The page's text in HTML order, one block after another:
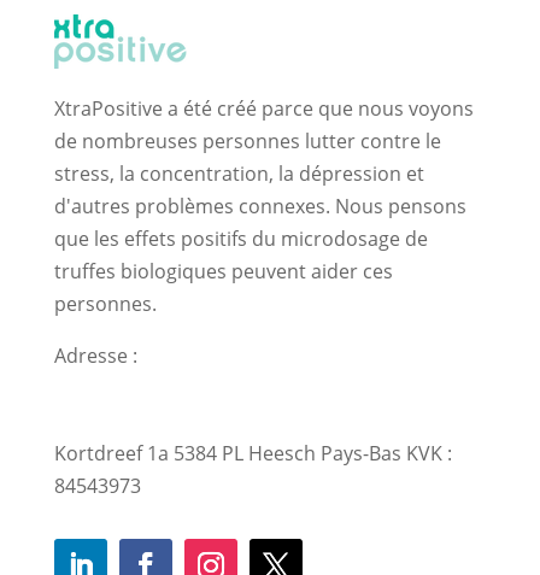
XtraPositive a été créé parce que nous voyons
de nombreuses personnes lutter contre le
stress, la concentration, la dépression et
d'autres problèmes connexes. Nous pensons
que les effets positifs du microdosage de
truffes biologiques peuvent aider ces
personnes.
Adresse :
Kortdreef 1a 5384 PL Heesch Pays-Bas KVK :
84543973